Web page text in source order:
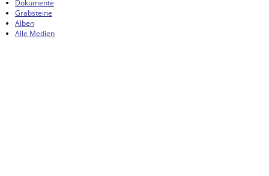
Dokumente
Grabsteine
Alben
Alle Medien